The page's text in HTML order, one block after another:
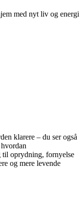
med nyt liv og energi
klarere – du ser også
til oprydning, fornyelse
og mere levende